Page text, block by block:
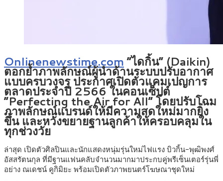
Onlinenewstime.com “ไดกิ้น” (Daikin)
ตอกย้ำภาพลักษณ์ผู้นำด้านระบบปรับอากาศ
แบบครบวงจร ประกาศเปิดตัวแคมเปญการ
ตลาดประจำปี 2566 ในคอนเซ็ปต์
“Perfecting the Air for All” โดยปรับโฉม
ภาพลักษณ์แบรนด์ให้มีความสดใหม่มากยิ่ง
ขึ้น และหวังขยายฐานลูกค้าให้ครอบคลุมใน
ทุกช่วงวัย
ล่าสุด เปิดตัวศิลปินและนักแสดงหนุ่มรุ่นใหม่ไฟแรง บิวกิ้น-พุฒิพงศ์
อัสสรัตนกุล ที่มีฐานแฟนคลับจำนวนมากมาประกบคู่พรีเซ็นเตอร์รุ่นพี่
อย่าง ณเดชน์ คูกิมิยะ พร้อมเปิดตัวภาพยนตร์โฆษณาชุดใหม่